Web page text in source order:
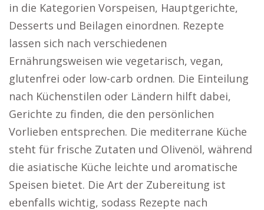
in die Kategorien Vorspeisen, Hauptgerichte,
Desserts und Beilagen einordnen. Rezepte
lassen sich nach verschiedenen
Ernährungsweisen wie vegetarisch, vegan,
glutenfrei oder low-carb ordnen. Die Einteilung
nach Küchenstilen oder Ländern hilft dabei,
Gerichte zu finden, die den persönlichen
Vorlieben entsprechen. Die mediterrane Küche
steht für frische Zutaten und Olivenöl, während
die asiatische Küche leichte und aromatische
Speisen bietet. Die Art der Zubereitung ist
ebenfalls wichtig, sodass Rezepte nach